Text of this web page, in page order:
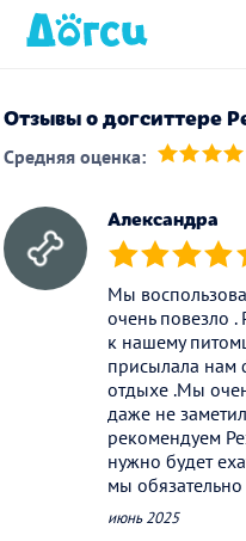
Отзывы о догситтере
Средняя оценка:
Александра
(*) (*) (*) (*)
Мы
очень повезло .
к нашему
присылала нам
отдыхе .Мы
даже не
рекомендуем
нужно будет
мы
июнь 2025